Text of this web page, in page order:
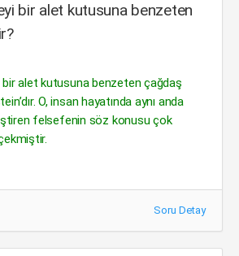
bir alet kutusuna benzeten
alet kutusuna benzeten çağdaş
O, insan hayatında aynı anda
felsefenin söz konusu çok
Soru Detay